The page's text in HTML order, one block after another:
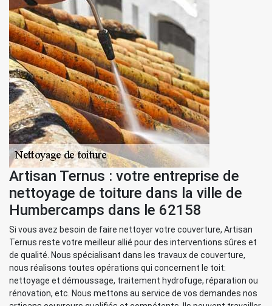
Artisan Ternus : votre entreprise de
nettoyage de toiture dans la ville de
Humbercamps dans le 62158
Si vous avez besoin de faire nettoyer votre couverture, Artisan
Ternus reste votre meilleur allié pour des interventions sûres et
de qualité. Nous spécialisant dans les travaux de couverture,
nous réalisons toutes opérations qui concernent le toit:
nettoyage et démoussage, traitement hydrofuge, réparation ou
rénovation, etc. Nous mettons au service de vos demandes nos